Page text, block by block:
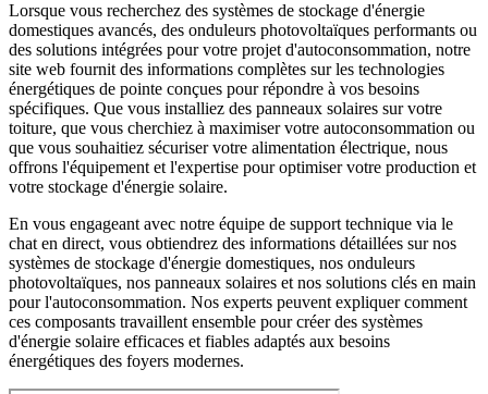
Lorsque vous recherchez des systèmes de stockage d'énergie
domestiques avancés, des onduleurs photovoltaïques performants ou
des solutions intégrées pour votre projet d'autoconsommation, notre
site web fournit des informations complètes sur les technologies
énergétiques de pointe conçues pour répondre à vos besoins
spécifiques. Que vous installiez des panneaux solaires sur votre
toiture, que vous cherchiez à maximiser votre autoconsommation ou
que vous souhaitiez sécuriser votre alimentation électrique, nous
offrons l'équipement et l'expertise pour optimiser votre production et
votre stockage d'énergie solaire.
En vous engageant avec notre équipe de support technique via le
chat en direct, vous obtiendrez des informations détaillées sur nos
systèmes de stockage d'énergie domestiques, nos onduleurs
photovoltaïques, nos panneaux solaires et nos solutions clés en main
pour l'autoconsommation. Nos experts peuvent expliquer comment
ces composants travaillent ensemble pour créer des systèmes
d'énergie solaire efficaces et fiables adaptés aux besoins
énergétiques des foyers modernes.